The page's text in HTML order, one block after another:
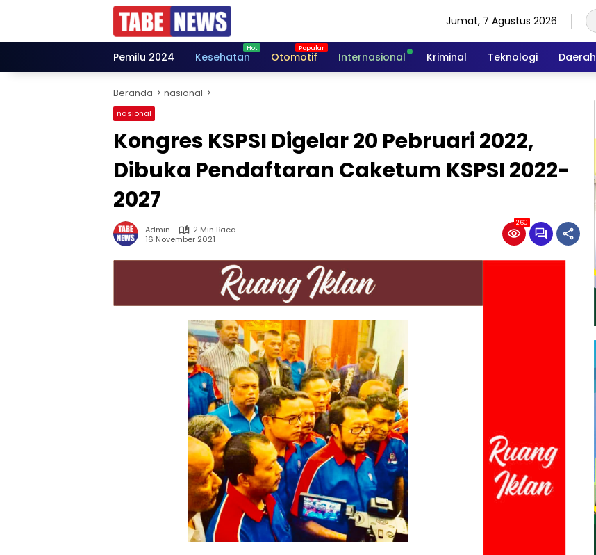
Jumat, 7 Agustus 2026
Pemilu 2024 Kesehatan Otomotif Internasional Kriminal Teknologi Daerah
Beranda nasional
nasional
Kongres KSPSI Digelar 20 Pebruari 2022,
Dibuka Pendaftaran Caketum KSPSI 2022-
2027
Admin
2 Min Baca
16 November 2021
260